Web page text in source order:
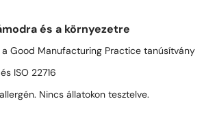
és a környezetre
Good Manufacturing Practice tanúsítvány
ISO 22716
Nincs állatokon tesztelve.